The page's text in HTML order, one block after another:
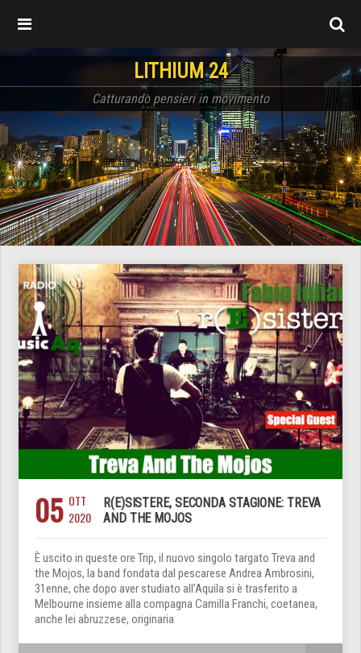
LITHIUM 24
Catturando pensieri in movimento
05 OTT
2020
R(E)SISTERE, SECONDA STAGIONE: TREVA
AND THE MOJOS
È uscito in queste ore Trip, il nuovo singolo targato Treva and
the Mojos, la band fondata dal pescarese Andrea Ambrosini,
31enne, che dopo aver studiato all’Aquila si è trasferito a
Melbourne insieme alla compagna Camilla Franchi, coetanea,
anche lei abruzzese, originaria